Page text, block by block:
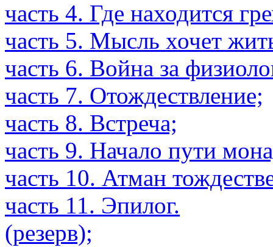
часть 4. Где находится
часть 5. Мысль хочет
часть 6. Война за
часть 7. Отождествление;
часть 8. Встреча;
часть 9. Начало пути
часть 10. Атман
часть 11. Эпилог.
(резерв);